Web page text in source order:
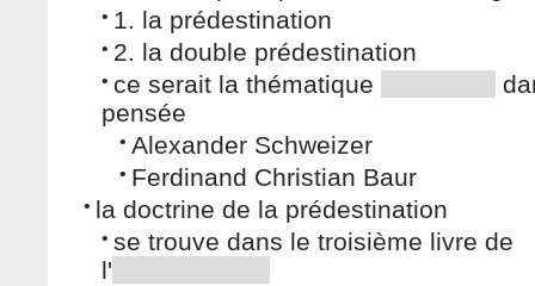
• 1. la prédestination
• 2. la double prédestination
• ce serait la thématique
pensée
• Alexander Schweizer
• Ferdinand Christian Baur
• la doctrine de la prédestination
• se trouve dans le troisième livre de
l'